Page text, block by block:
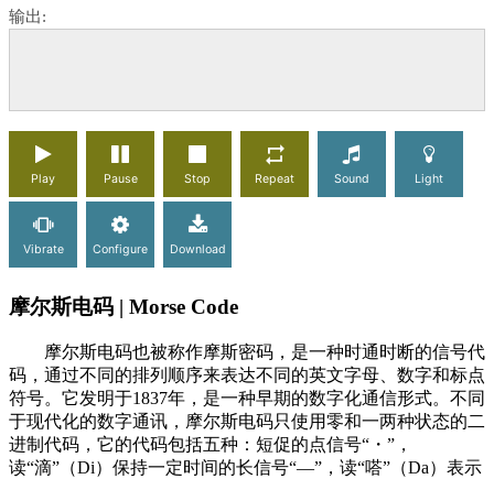
输出:
Play Pause Stop Repeat Sound Light
Vibrate Configure Download
摩尔斯电码 | Morse Code
摩尔斯电码也被称作摩斯密码，是一种时通时断的信号代
码，通过不同的排列顺序来表达不同的英文字母、数字和标点
符号。它发明于1837年，是一种早期的数字化通信形式。不同
于现代化的数字通讯，摩尔斯电码只使用零和一两种状态的二
进制代码，它的代码包括五种：短促的点信号“・”，
读“滴”（Di）保持一定时间的长信号“—”，读“嗒”（Da）表示